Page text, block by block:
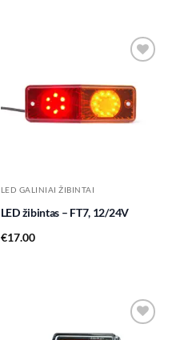
wishlist
LED GALINIAI ŽIBINTAI
LED žibintas – FT7, 12/24V
€17.00